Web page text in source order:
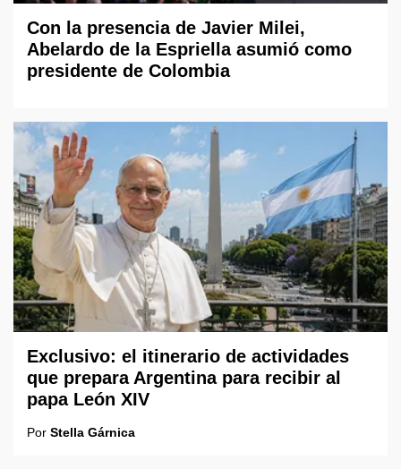
Con la presencia de Javier Milei,
Abelardo de la Espriella asumió como
presidente de Colombia
Exclusivo: el itinerario de actividades
que prepara Argentina para recibir al
papa León XIV
Por Stella Gárnica